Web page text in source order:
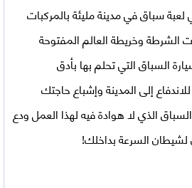
سباق في مدينة مليئة بالمركبات
الشرطة وخريطة العالم المفتوحة
السباق التي تحلم بها بأدق
إلى المدينة وإشباع حاجتك
الذي لا هوادة فيه لهذا العمل ودع
لشيطان السرعة بداخلك!